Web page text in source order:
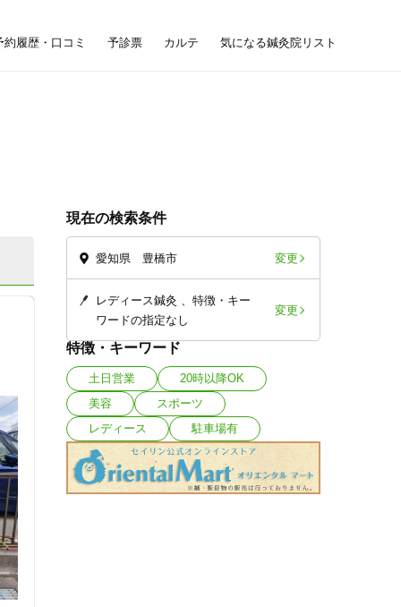
約履歴・口コミ 予診票 カルテ 気になる鍼灸院リスト
現在の検索条件
愛知県 豊橋市 変更
レディース鍼灸
特徴・キー
ワードの指定なし
変更
特徴・キーワード
土日営業
20時以降OK
美容
スポーツ
レディース
駐車場有